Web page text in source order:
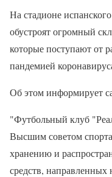
На стадионе
обустроят огромный
которые поступают от
пандемией
Об этом информирует
"Футбольный клуб
Высшим советом
хранению и
средств,